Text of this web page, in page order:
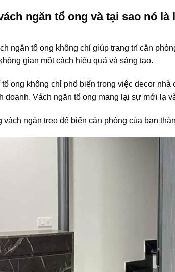
ngăn tổ ong và tại sao nó
ngăn tổ ong không chỉ giúp trang trí căn
gian một cách hiệu quả và sáng tạo.
ong không chỉ phổ biến trong việc decor
doanh. Vách ngăn tổ ong mang lại sự mới lạ
vách ngăn treo để biến căn phòng của bạn